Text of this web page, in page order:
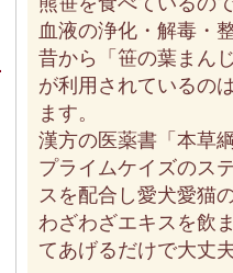
血液の浄化・解毒・
昔から「笹の葉まん
が利用されているの
ます。
漢方の医薬書「本草
プライムケイズのス
スを配合し愛犬愛猫
わざわざエキスを飲
てあげるだけで大丈